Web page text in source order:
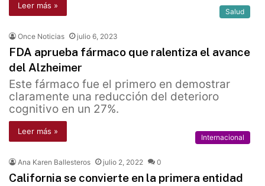
Leer más »
Salud
Once Noticias julio 6, 2023
FDA aprueba fármaco que ralentiza el avance
del Alzheimer
Este fármaco fue el primero en demostrar
claramente una reducción del deterioro
cognitivo en un 27%.
Leer más »
Internacional
Ana Karen Ballesteros julio 2, 2022 0
California se convierte en la primera entidad